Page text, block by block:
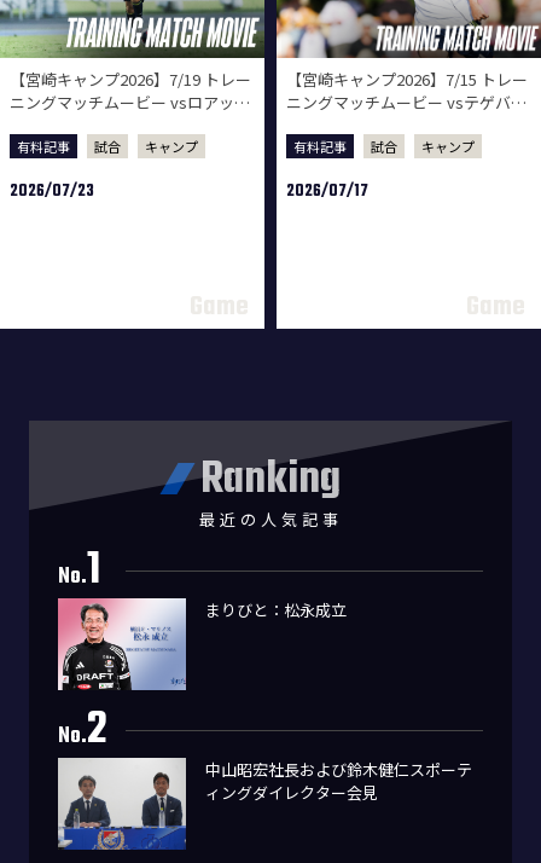
【宮崎キャンプ2026】7/19 トレー
ニングマッチムービー vsロアッソ
有料記事 試合 キャンプ
2026/07/23
【宮崎キャンプ2026】7/15 トレー
ニングマッチムービー vsテゲバジ
有料記事 試合 キャンプ
2026/07/17
Ranking
最近の人気記事
No.1
まりびと：松永成立
No.2
中山昭宏社長および鈴木健仁スポーテ
ィングダイレクター会見